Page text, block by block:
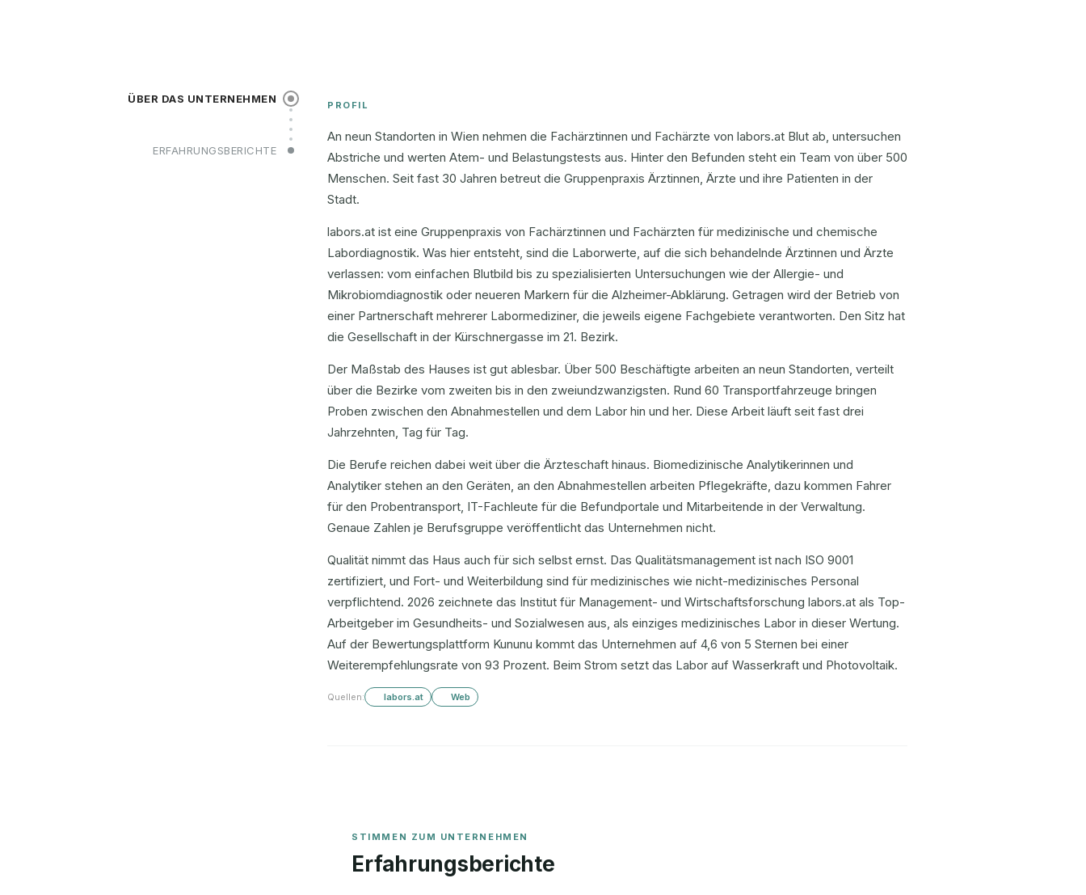
ÜBER DAS UNTERNEHMEN
ERFAHRUNGSBERICHTE
PROFIL
An neun Standorten in Wien nehmen die Fachärztinnen und Fachärzte von labors.at Blut ab, untersuchen
Abstriche und werten Atem- und Belastungstests aus. Hinter den Befunden steht ein Team von über 500
Menschen. Seit fast 30 Jahren betreut die Gruppenpraxis Ärztinnen, Ärzte und ihre Patienten in der
Stadt.
labors.at ist eine Gruppenpraxis von Fachärztinnen und Fachärzten für medizinische und chemische
Labordiagnostik. Was hier entsteht, sind die Laborwerte, auf die sich behandelnde Ärztinnen und Ärzte
verlassen: vom einfachen Blutbild bis zu spezialisierten Untersuchungen wie der Allergie- und
Mikrobiomdiagnostik oder neueren Markern für die Alzheimer-Abklärung. Getragen wird der Betrieb von
einer Partnerschaft mehrerer Labormediziner, die jeweils eigene Fachgebiete verantworten. Den Sitz hat
die Gesellschaft in der Kürschnergasse im 21. Bezirk.
Der Maßstab des Hauses ist gut ablesbar. Über 500 Beschäftigte arbeiten an neun Standorten, verteilt
über die Bezirke vom zweiten bis in den zweiundzwanzigsten. Rund 60 Transportfahrzeuge bringen
Proben zwischen den Abnahmestellen und dem Labor hin und her. Diese Arbeit läuft seit fast drei
Jahrzehnten, Tag für Tag.
Die Berufe reichen dabei weit über die Ärzteschaft hinaus. Biomedizinische Analytikerinnen und
Analytiker stehen an den Geräten, an den Abnahmestellen arbeiten Pflegekräfte, dazu kommen Fahrer
für den Probentransport, IT-Fachleute für die Befundportale und Mitarbeitende in der Verwaltung.
Genaue Zahlen je Berufsgruppe veröffentlicht das Unternehmen nicht.
Qualität nimmt das Haus auch für sich selbst ernst. Das Qualitätsmanagement ist nach ISO 9001
zertifiziert, und Fort- und Weiterbildung sind für medizinisches wie nicht-medizinisches Personal
verpflichtend. 2026 zeichnete das Institut für Management- und Wirtschaftsforschung labors.at als Top-
Arbeitgeber im Gesundheits- und Sozialwesen aus, als einziges medizinisches Labor in dieser Wertung.
Auf der Bewertungsplattform Kununu kommt das Unternehmen auf 4,6 von 5 Sternen bei einer
Weiterempfehlungsrate von 93 Prozent. Beim Strom setzt das Labor auf Wasserkraft und Photovoltaik.
Quellen: labors.at Web
Erfahrungsberichte